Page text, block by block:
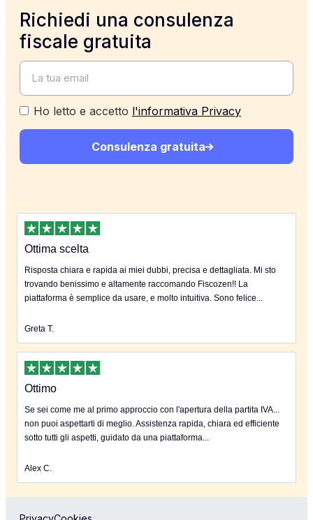
Richiedi una consulenza
fiscale gratuita
Ho letto e accetto l'informativa Privacy
Consulenza gratuita
Ottima scelta
Risposta chiara e rapida ai miei dubbi, precisa e dettagliata. Mi sto
trovando benissimo e altamente raccomando Fiscozen!! La
piattaforma è semplice da usare, e molto intuitiva. Sono felice...
Greta T.
Ottimo
Se sei come me al primo approccio con l'apertura della partita IVA...
non puoi aspettarti di meglio. Assistenza rapida, chiara ed efficiente
sotto tutti gli aspetti, guidato da una piattaforma...
Alex C.